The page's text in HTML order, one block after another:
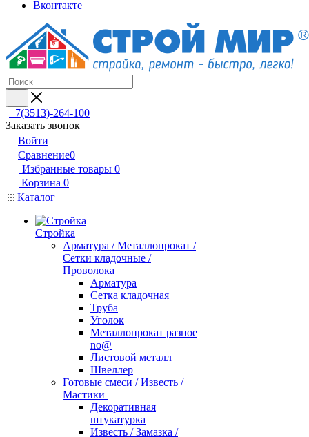
Вконтакте
+7(3513)-264-100
Заказать звонок
Войти
Сравнение0
Избранные товары 0
Корзина 0
Каталог
Стройка
Арматура / Металлопрокат /
Сетки кладочные /
Проволока
Арматура
Сетка кладочная
Труба
Уголок
Металлопрокат разное
no@
Листовой металл
Швеллер
Готовые смеси / Известь /
Мастики
Декоративная
штукатурка
Известь / Замазка /